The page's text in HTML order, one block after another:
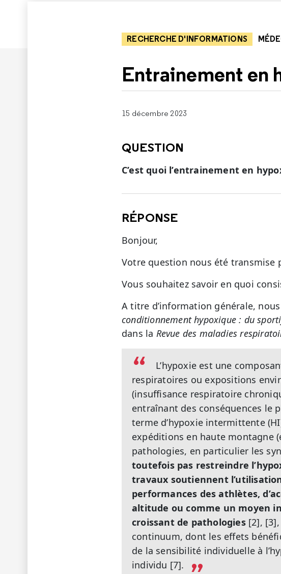
RECHERCHE D'INFORMATIONS
Entrainement en
15 décembre 2023
QUESTION
C’est quoi l’entrainement en
RÉPONSE
Bonjour,
Votre question nous été transmise
Vous souhaitez savoir en quoi
A titre d’information générale,
conditionnement hypoxique : du
dans la Revue des maladies
L’hypoxie est une
respiratoires ou expositions
(insuffisance respiratoire
entraînant des conséquences le
terme d’hypoxie intermittente
expéditions en haute montagne
pathologies, en particulier les
toutefois pas restreindre
travaux soutiennent
performances des athlètes,
altitude ou comme un moyen
croissant de pathologies[2], [3],
continuum, dont les effets
de la sensibilité individuelle à
individu [7].